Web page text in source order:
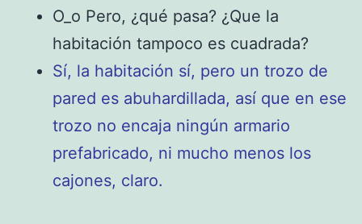
O_o Pero, ¿qué pasa? ¿Que la
habitación tampoco es cuadrada?
Sí, la habitación sí, pero un trozo de
pared es abuhardillada, así que en ese
trozo no encaja ningún armario
prefabricado, ni mucho menos los
cajones, claro.